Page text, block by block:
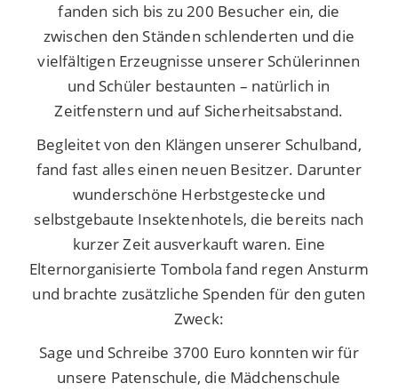
fanden sich bis zu 200 Besucher ein, die
zwischen den Ständen schlenderten und die
vielfältigen Erzeugnisse unserer Schülerinnen
und Schüler bestaunten – natürlich in
Zeitfenstern und auf Sicherheitsabstand.
Begleitet von den Klängen unserer Schulband,
fand fast alles einen neuen Besitzer. Darunter
wunderschöne Herbstgestecke und
selbstgebaute Insektenhotels, die bereits nach
kurzer Zeit ausverkauft waren. Eine
Elternorganisierte Tombola fand regen Ansturm
und brachte zusätzliche Spenden für den guten
Zweck:
Sage und Schreibe 3700 Euro konnten wir für
unsere Patenschule, die Mädchenschule